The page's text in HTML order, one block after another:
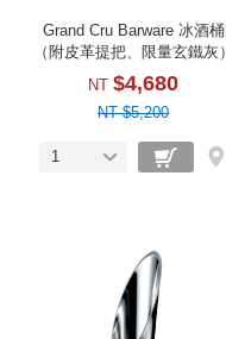
Grand Cru Barware 冰酒桶
（附皮革提把、限量玄鐵灰）
NT $4,680
NT $5,200
1